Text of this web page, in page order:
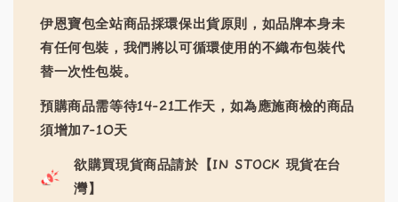
伊恩寶包全站商品採環保出貨原則，如品牌本身未
有任何包裝，我們將以可循環使用的不織布包裝代
替一次性包裝。
預購商品需等待14-21工作天，如為應施商檢的商品
須增加7-10天
欲購買現貨商品請於【IN STOCK 現貨在台
灣】